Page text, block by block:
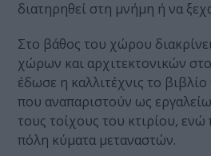
διατηρηθεί στη μνήμη ή να
Στο βάθος του χώρου
χώρων και αρχιτεκτονικών
έδωσε η καλλιτέχνις το
που αναπαριστούν ως
τους τοίχους του κτιρίου,
πόλη κύματα μεταναστών.